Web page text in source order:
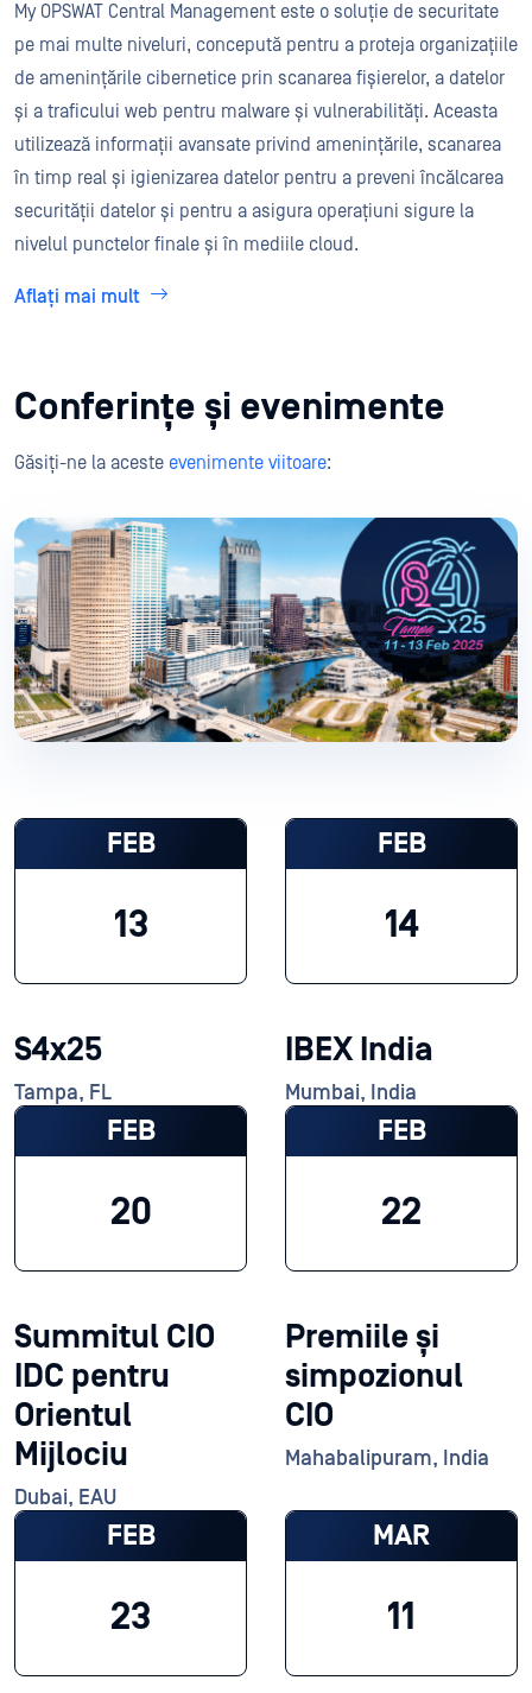
My OPSWAT Central Management este o soluție de securitate
pe mai multe niveluri, concepută pentru a proteja organizațiile
de amenințările cibernetice prin scanarea fișierelor, a datelor
și a traficului web pentru malware și vulnerabilități. Aceasta
utilizează informații avansate privind amenințările, scanarea
în timp real și igienizarea datelor pentru a preveni încălcarea
securității datelor și pentru a asigura operațiuni sigure la
nivelul punctelor finale și în mediile cloud.
Aflați mai mult
Conferințe și evenimente
Găsiți-ne la aceste evenimente viitoare:
FEB
13
S4x25
Tampa, FL
FEB
14
IBEX India
Mumbai, India
FEB
20
Summitul CIO
IDC pentru
Orientul
Mijlociu
Dubai, EAU
FEB
22
Premiile și
simpozionul
CIO
Mahabalipuram, India
FEB
23
MAR
11